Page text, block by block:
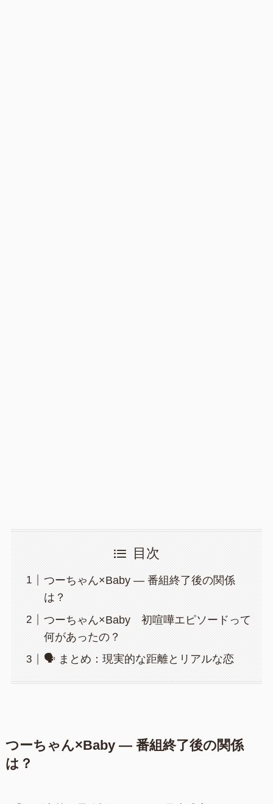
目次
つーちゃん×Baby ― 番組終了後の関係
は？
つーちゃん×Baby 初喧嘩エピソードって
何があったの？
🗣 まとめ：現実的な距離とリアルな恋
つーちゃん×Baby ― 番組終了後の関係
は？